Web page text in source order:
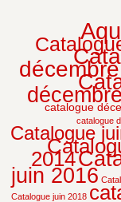
catalogue
catalogue
Catalogue
2014
juin 2016
Catalogue juin 2018